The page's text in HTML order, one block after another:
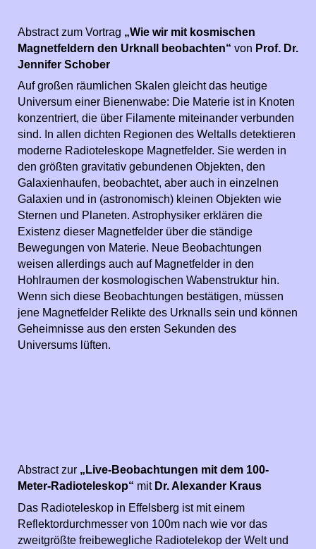
Abstract zum Vortrag „Wie wir mit kosmischen
Magnetfeldern den Urknall beobachten“ von Prof. Dr.
Jennifer Schober
Auf großen räumlichen Skalen gleicht das heutige
Universum einer Bienenwabe: Die Materie ist in Knoten
konzentriert, die über Filamente miteinander verbunden
sind. In allen dichten Regionen des Weltalls detektieren
moderne Radioteleskope Magnetfelder. Sie werden in
den größten gravitativ gebundenen Objekten, den
Galaxienhaufen, beobachtet, aber auch in einzelnen
Galaxien und in (astronomisch) kleinen Objekten wie
Sternen und Planeten. Astrophysiker erklären die
Existenz dieser Magnetfelder über die ständige
Bewegungen von Materie. Neue Beobachtungen
weisen allerdings auch auf Magnetfelder in den
Hohlraumen der kosmologischen Wabenstruktur hin.
Wenn sich diese Beobachtungen bestätigen, müssen
jene Magnetfelder Relikte des Urknalls sein und können
Geheimnisse aus den ersten Sekunden des
Universums lüften.
Abstract zur „Live-Beobachtungen mit dem 100-
Meter-Radioteleskop“ mitDr. Alexander Kraus
Das Radioteleskop in Effelsberg ist mit einem
Reflektordurchmesser von 100m nach wie vor das
zweitgrößte freibewegliche Radiotelekop der Welt und